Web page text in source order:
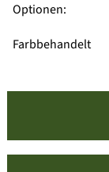
Optionen:
Farbbehandelt